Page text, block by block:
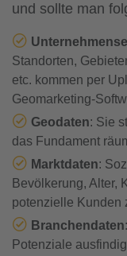
und sollte man
Standorten,
etc. kommen per
Geomarketing-
Geodaten: Sie
das Fundament
Marktdaten:
Bevölkerung, Alter,
potenzielle Kunden
Branchendaten
Potenziale